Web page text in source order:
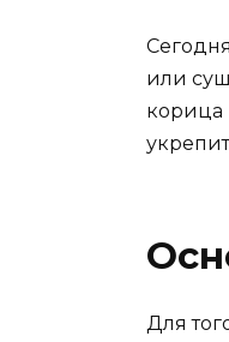
или
корица
Для